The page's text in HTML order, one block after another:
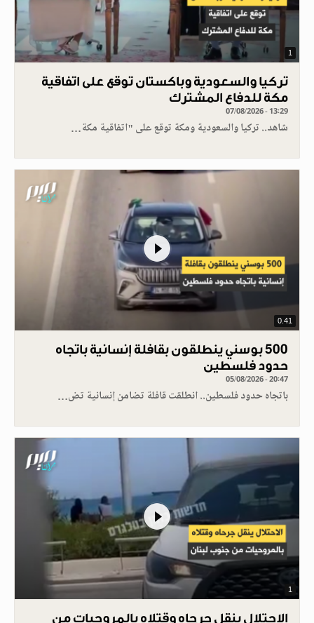
1
تركيا والسعودية وباكستان توقع على اتفاقية
مكة للدفاع المشترك
07/08/2026 - 13:29
شاهد.. تركيا والسعودية ومكة توقع على "اتفاقية مكة…
0.41
500 بوسني ينطلقون بقافلة إنسانية باتجاه
حدود فلسطين
05/08/2026 - 20:47
باتجاه حدود فلسطين.. انطلقت قافلة تضامن إنسانية تض…
1
الاحتلال ينقل جرحاه وقتلاه بالمروحيات من